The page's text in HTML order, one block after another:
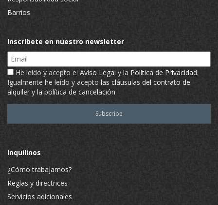
Barrios
Inscríbete en nuestro newsletter
Email
He leído y acepto el Aviso Legal y la Política de Privacidad.
Igualmente he leído y acepto las cláusulas del contrato de
alquiler y la política de cancelación
Inquilinos
¿Cómo trabajamos?
Reglas y directrices
Servicios adicionales